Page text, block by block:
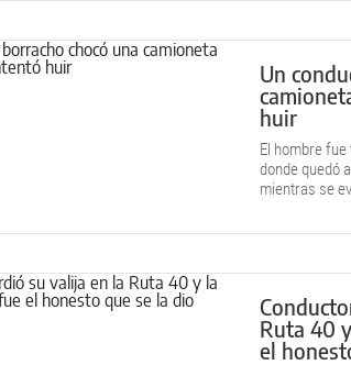
Un
huir
El hombre
donde quedó
mientras se
Ruta 40
el